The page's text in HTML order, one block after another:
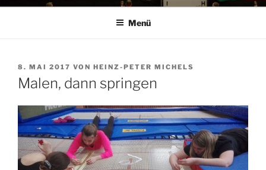
Menü
VERÖFFENTLICHT
AM
8. MAI 2017 VON HEINZ-PETER MICHELS
Malen, dann springen